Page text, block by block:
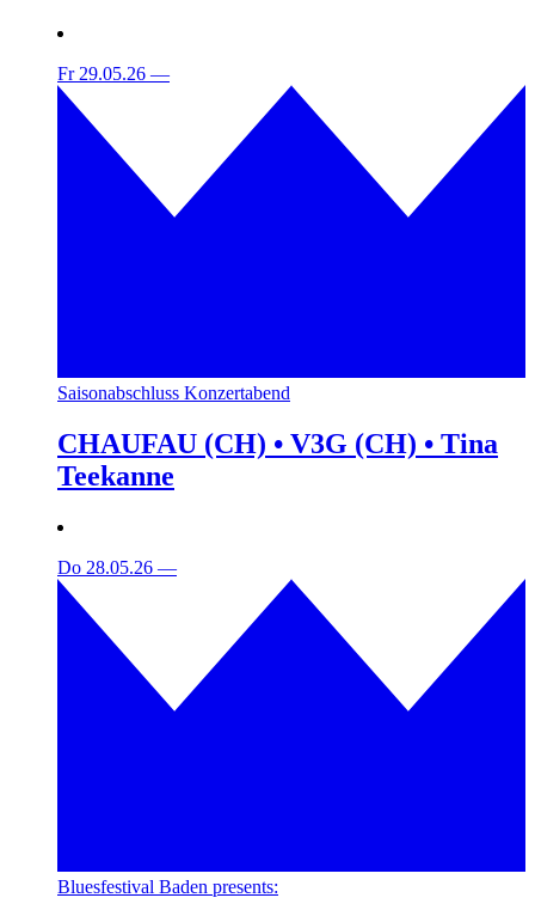
Fr 29.05.26 —
Saisonabschluss Konzertabend
CHAUFAU (CH) • V3G (CH) • Tina
Teekanne
Do 28.05.26 —
Bluesfestival Baden presents: